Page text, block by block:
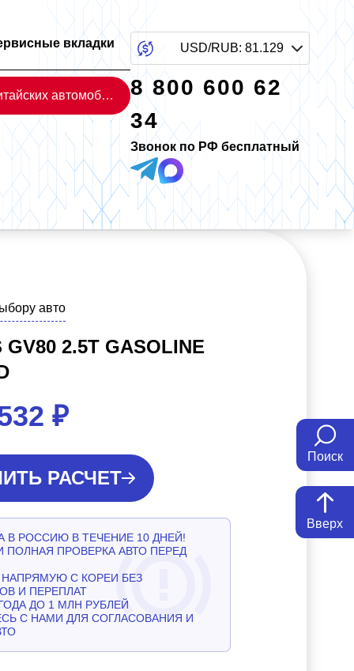
Поиск
Вверх
вкладки
Каталог китайских автомобилей
USD/RUB: 81.129
8 800 600 62
34
Звонок по РФ бесплатный
авто
GV80 2.5T GASOLINE
₽
РАСЧЕТ
В РОССИЮ В ТЕЧЕНИЕ 10 ДНЕЙ!
ПОЛНАЯ ПРОВЕРКА АВТО ПЕРЕД
С КОРЕИ БЕЗ
И ПЕРЕПЛАТ
ДО 1 МЛН РУБЛЕЙ
С НАМИ ДЛЯ СОГЛАСОВАНИЯ И